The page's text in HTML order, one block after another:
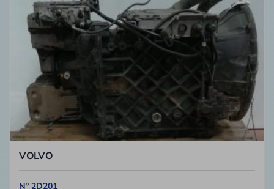
VOLVO
N° 2D201